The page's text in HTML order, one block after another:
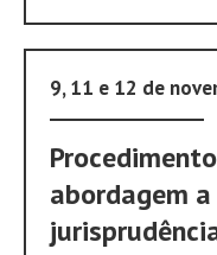
9, 11 e 12 de
abordagem